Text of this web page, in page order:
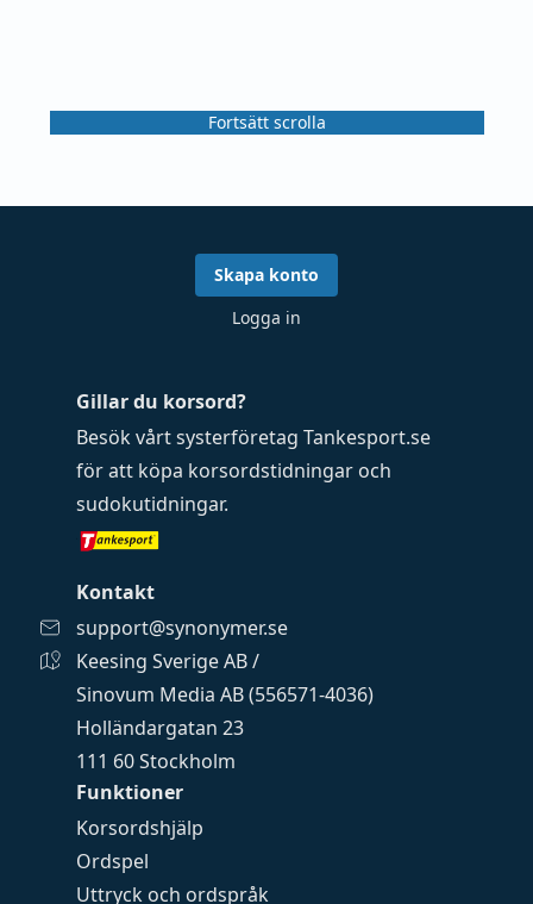
Fortsätt scrolla
Funktioner
Korsordshjälp
Ordspel
Uttryck och ordspråk
Gillar du korsord?
Besök vårt systerföretag Tankesport.se
för att köpa korsordstidningar och
sudokutidningar.
Kontakt
support@synonymer.se
Keesing Sverige AB /
Sinovum Media AB (556571-4036)
Holländargatan 23
111 60 Stockholm
Skapa konto
Logga in